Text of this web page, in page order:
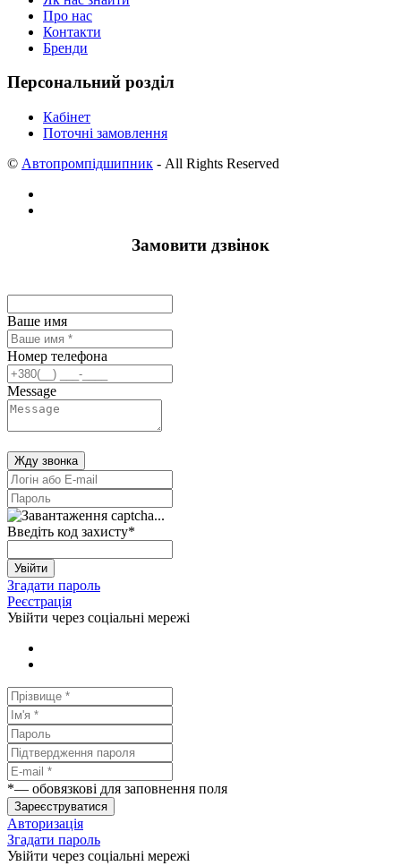
Про нас
Контакти
Бренди
Персональний розділ
Кабінет
Поточні замовлення
© Автопромпідшипник - All Rights Reserved
Замовити дзвінок
Ваше имя
Номер телефона
Message
Жду звонка
Введіть код захисту*
Увійти
Згадати пароль
Реєстрація
Увійти через соціальні мережі
*— обовязкові для заповнення поля
Зареєструватися
Авторизація
Згадати пароль
Увійти через соціальні мережі